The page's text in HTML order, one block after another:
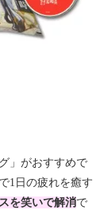
」がおすすめで
1日の疲れを癒す
を笑いで解消で